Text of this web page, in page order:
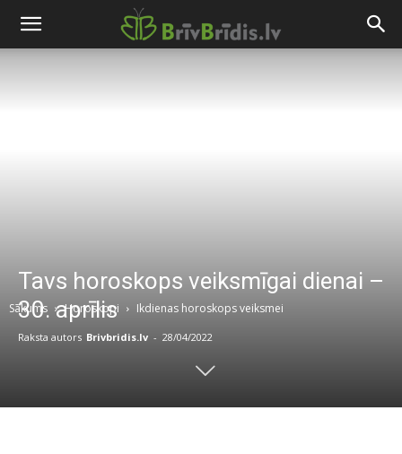
Sākums Horoskopi Ikdienas horoskops veiksmei
Tavs horoskops veiksmīgai dienai –
30. aprīlis
Raksta autors Brivbridis.lv - 28/04/2022